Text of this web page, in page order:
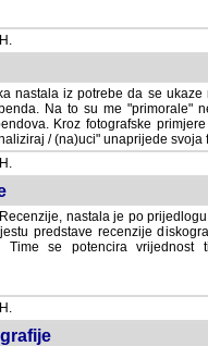
nastala iz potrebe da se
Na to su me "primorale"
Kroz fotografske
/ (na)uci" unaprijede svoja
nastala je po
predstave recenzije
Time se potencira